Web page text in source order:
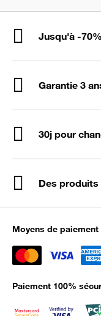
Jusqu'à -
Garantie 3
30j pour
Des
Moyens de paiement
Paiement 100%